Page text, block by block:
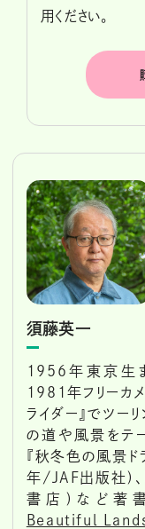
用ください。
須藤英一
1956年東京生
1981年フリーカ
ライダー』でツー
の道や風景をテ
『秋冬色の風景
年/JAF出版社)、
書店)など著
Beautiful